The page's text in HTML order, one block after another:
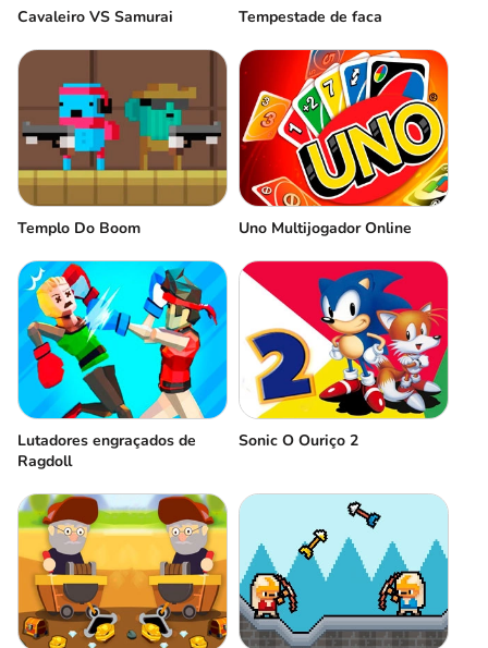
Cavaleiro VS Samurai Tempestade de faca
Templo Do Boom Uno Multijogador Online
Lutadores engraçados de
Ragdoll
Sonic O Ouriço 2